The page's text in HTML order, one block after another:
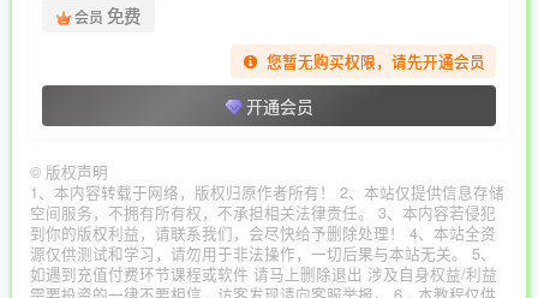
会员 免费
您暂无购买权限，请先开通会员
开通会员
© 版权声明
1、本内容转载于网络，版权归原作者所有！ 2、本站仅提供信息存储
空间服务，不拥有所有权，不承担相关法律责任。 3、本内容若侵犯
到你的版权利益，请联系我们，会尽快给予删除处理！ 4、本站全资
源仅供测试和学习，请勿用于非法操作，一切后果与本站无关。 5、
如遇到充值付费环节课程或软件 请马上删除退出 涉及自身权益/利益